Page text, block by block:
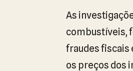
As
combustíveis,
fraudes fiscais
os preços dos